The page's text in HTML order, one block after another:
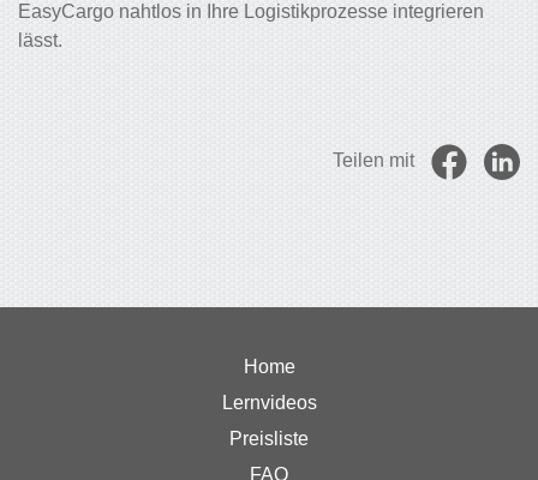
EasyCargo nahtlos in Ihre Logistikprozesse integrieren
lässt.
Teilen mit
Home
Lernvideos
Preisliste
FAQ